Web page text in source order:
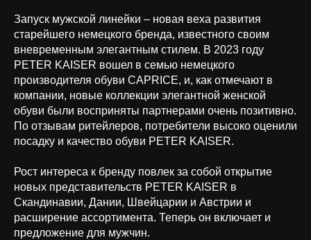
Запуск мужской линейки – новая веха развития
старейшего немецкого бренда, известного своим
вневременным элегантным стилем. В 2023 году
PETER KAISER вошел в семью немецкого
производителя обуви CAPRICE, и, как отмечают в
компании, новые коллекции элегантной женской
обуви были восприняты партнерами очень позитивно.
По отзывам ритейлеров, потребители высоко оценили
посадку и качество обуви PETER KAISER.
Рост интереса к бренду повлек за собой открытие
новых представительств PETER KAISER в
Скандинавии, Дании, Швейцарии и Австрии и
расширение ассортимента. Теперь он включает и
предложение для мужчин.